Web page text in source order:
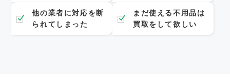
他の業者に対応を断
られてしまった
まだ使える不用品は
買取をして欲しい